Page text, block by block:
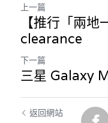
上一篇
【推行「兩
clearance
下一篇
三星 Galaxy
返回網站